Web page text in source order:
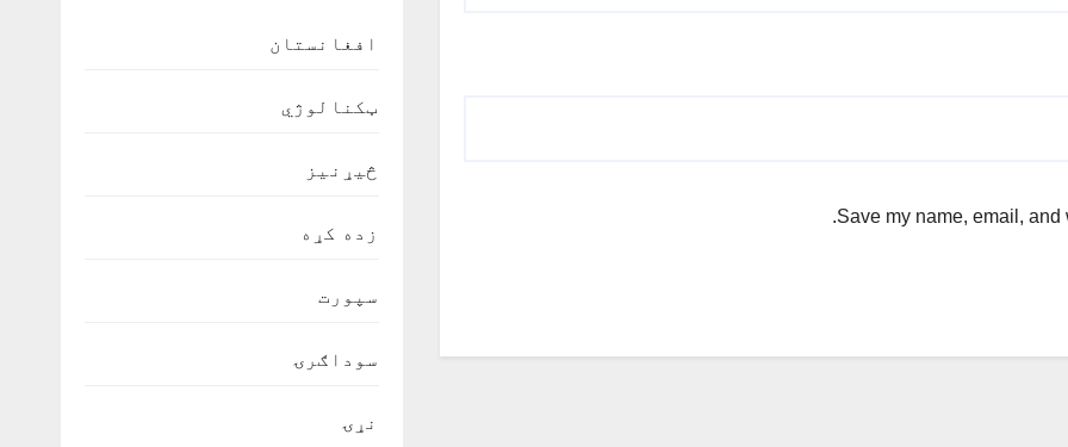
Save my name, email, and
افغانستان
ټکنالوژي
څیړنیز
زده کړه
سپورت
سوداګرۍ
نړۍ